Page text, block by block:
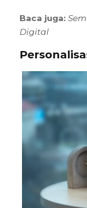
Baca juga:
Digital